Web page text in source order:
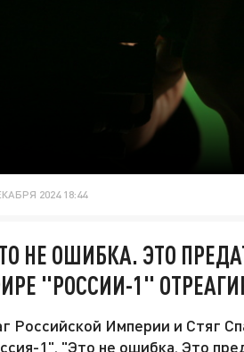
2024 18:44
НЕ ОШИБКА. ЭТО
"РОССИИ-1"
Российской Империи и Стяг
1". "Это не ошибка. Это